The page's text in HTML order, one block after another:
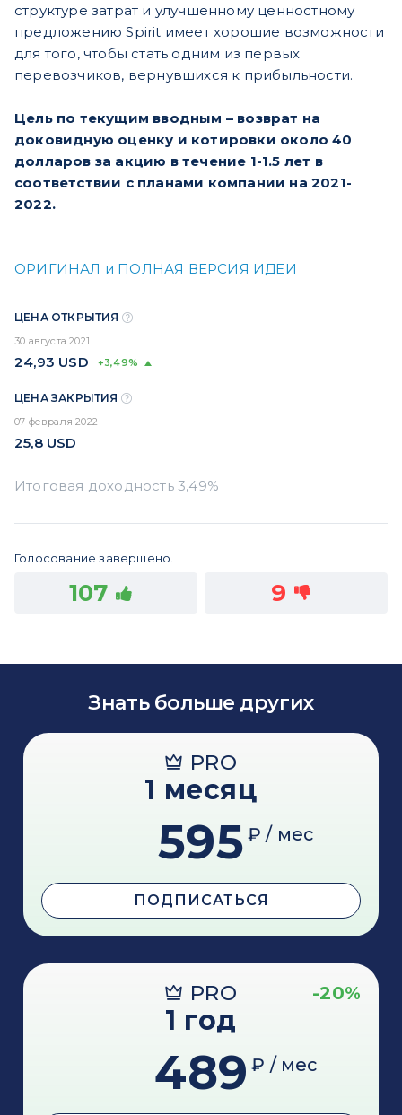
структуре затрат и улучшенному ценностному
предложению Spirit имеет хорошие возможности
для того, чтобы стать одним из первых
перевозчиков, вернувшихся к прибыльности.
Цель по текущим вводным – возврат на
доковидную оценку и котировки около 40
долларов за акцию в течение 1-1.5 лет в
соответствии с планами компании на 2021-
2022.
ОРИГИНАЛ и ПОЛНАЯ ВЕРСИЯ ИДЕИ
ЦЕНА ОТКРЫТИЯ
30 августа 2021
24,93 USD +3,49%
ЦЕНА ЗАКРЫТИЯ
07 февраля 2022
25,8 USD
Голосование завершено.
107 9
Знать больше других
PRO
1 месяц
595 ₽ / мес
ПОДПИСАТЬСЯ
PRO -20%
1 год
489 ₽ / мес